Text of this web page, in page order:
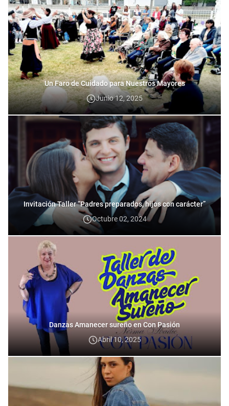
Un Faro de Cuidado para Nuestros Mayores
Junio 12, 2025
Invitación Taller “Padres preparados, hijos con carácter”
Octubre 02, 2024
Danzas Amanecer sureño en Con Pasión
Abril 10, 2025